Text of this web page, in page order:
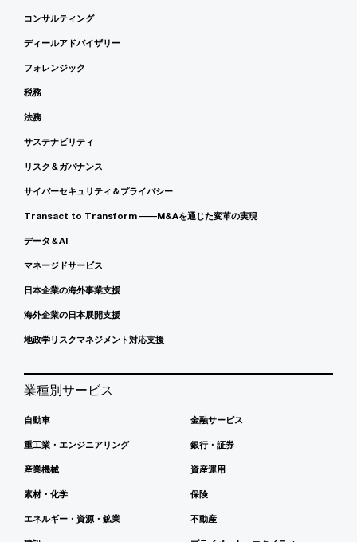
コンサルティング
ディールアドバイザリー
フォレンジック
税務
法務
サステナビリティ
リスク＆ガバナンス
サイバーセキュリティ＆プライバシー
Transact to Transform ――M&Aを通じた変革の実現
データ＆AI
マネージドサービス
日本企業の海外事業支援
海外企業の日本展開支援
地政学リスクマネジメント対応支援
業種別サービス
自動車
重工業・エンジニアリング
産業機械
素材・化学
エネルギー・資源・鉱業
金融サービス
銀行・証券
資産運用
保険
不動産